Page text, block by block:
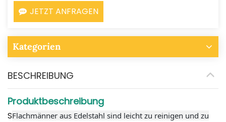
JETZT ANFRAGEN
Kategorien
BESCHREIBUNG
Produktbeschreibung
SFlachmänner aus Edelstahl sind leicht zu reinigen und zu